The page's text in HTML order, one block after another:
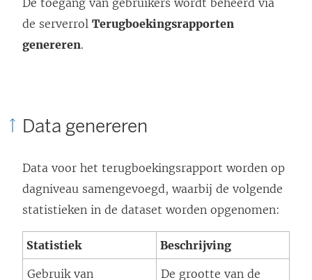
de serverrol Terugboekingsrapporten
genereren.
Data genereren
Data voor het terugboekingsrapport worden op
dagniveau samengevoegd, waarbij de volgende
statistieken in de dataset worden opgenomen:
Statistiek Beschrijving
Gebruik van De grootte van de